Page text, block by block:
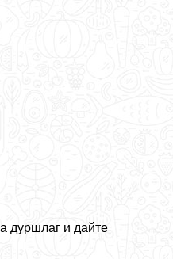
дуршлаг и дайте